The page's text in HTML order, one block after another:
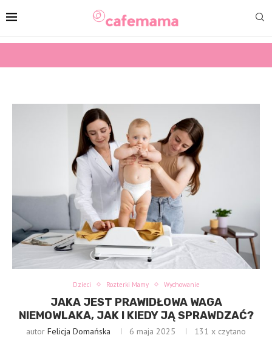
Dzieci Rozterki Mamy Wychowanie
JAKA JEST PRAWIDŁOWA WAGA
NIEMOWLAKA, JAK I KIEDY JĄ SPRAWDZAĆ?
autor Felicja Domańska 6 maja 2025 131 x czytano